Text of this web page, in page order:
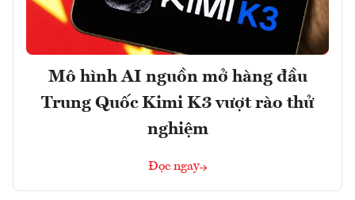
Mô hình AI nguồn mở hàng đầu
Trung Quốc Kimi K3 vượt rào thử
nghiệm
Đọc ngay